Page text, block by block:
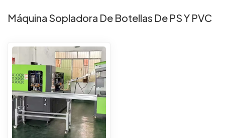
Máquina Sopladora De Botellas De PS Y PVC